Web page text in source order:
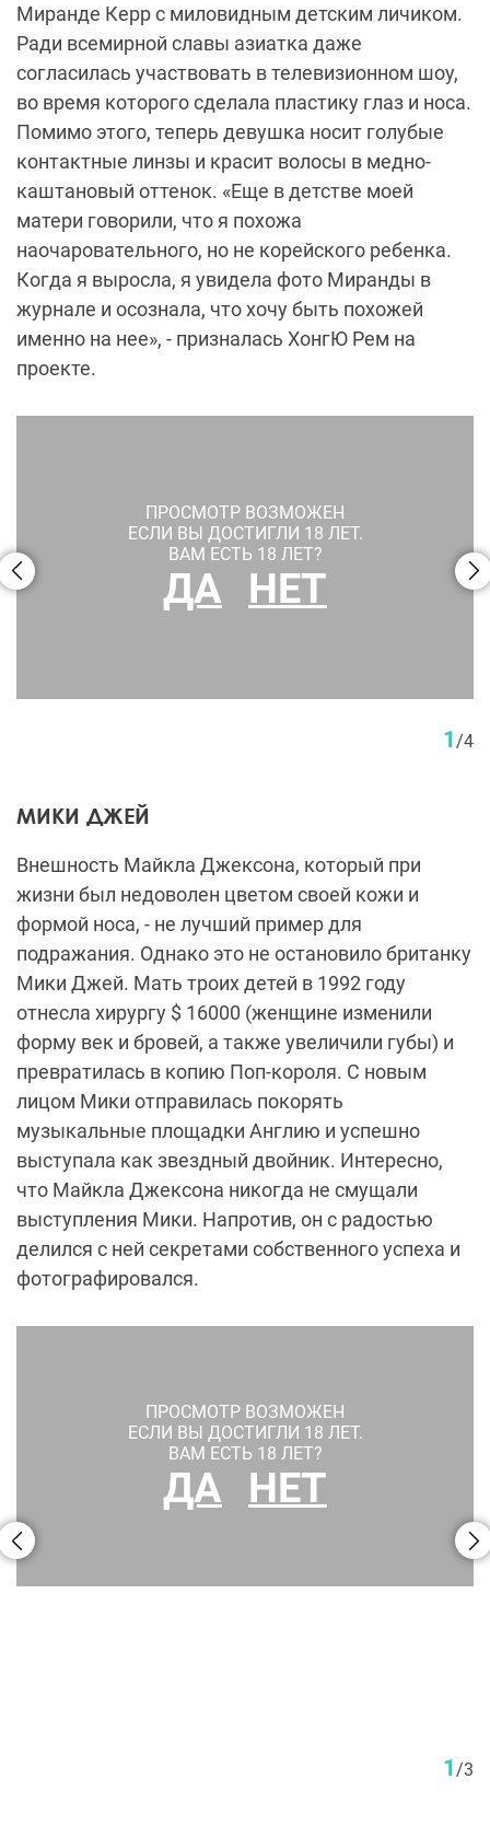
Миранде Керр с миловидным детским личиком.
Ради всемирной славы азиатка даже
согласилась участвовать в телевизионном шоу,
во время которого сделала пластику глаз и носа.
Помимо этого, теперь девушка носит голубые
контактные линзы и красит волосы в медно-
каштановый оттенок. «Еще в детстве моей
матери говорили, что я похожа
наочаровательного, но не корейского ребенка.
Когда я выросла, я увидела фото Миранды в
журнале и осознала, что хочу быть похожей
именно на нее», - призналась ХонгЮ Рем на
проекте.
ПРОСМОТР ВОЗМОЖЕН
ЕСЛИ ВЫ ДОСТИГЛИ 18 ЛЕТ.
ВАМ ЕСТЬ 18 ЛЕТ?
ДА НЕТ
1/4
МИКИ ДЖЕЙ
Внешность Майкла Джексона, который при
жизни был недоволен цветом своей кожи и
формой носа, - не лучший пример для
подражания. Однако это не остановило британку
Мики Джей. Мать троих детей в 1992 году
отнесла хирургу $ 16000 (женщине изменили
форму век и бровей, а также увеличили губы) и
превратилась в копию Поп-короля. С новым
лицом Мики отправилась покорять
музыкальные площадки Англию и успешно
выступала как звездный двойник. Интересно,
что Майкла Джексона никогда не смущали
выступления Мики. Напротив, он с радостью
делился с ней секретами собственного успеха и
фотографировался.
ПРОСМОТР ВОЗМОЖЕН
ЕСЛИ ВЫ ДОСТИГЛИ 18 ЛЕТ.
ВАМ ЕСТЬ 18 ЛЕТ?
ДА НЕТ